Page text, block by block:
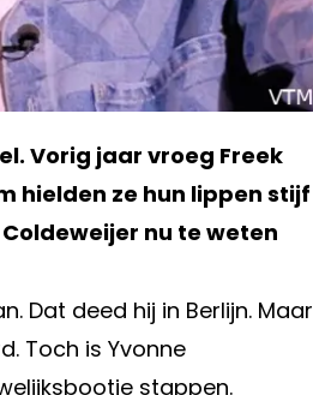
Vorig jaar vroeg Freek
hielden ze hun lippen stijf
nu te weten
Dat deed hij in Berlijn. Maar
Toch is Yvonne
stappen.